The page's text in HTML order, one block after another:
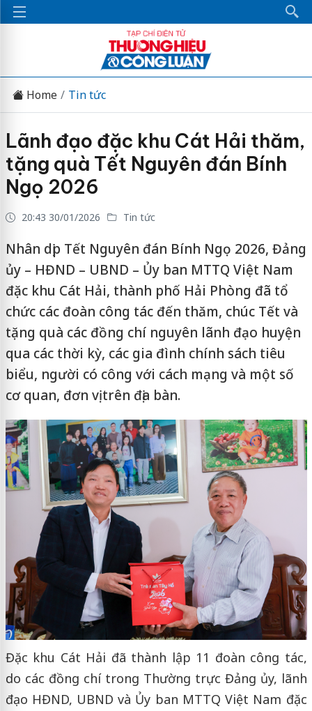
Home Tin tức
Lãnh đạo đặc khu Cát Hải thăm,
tặng quà Tết Nguyên đán Bính
Ngọ 2026
20:43 30/01/2026 Tin tức
Nhân dịp Tết Nguyên đán Bính Ngọ 2026, Đảng
ủy – HĐND – UBND – Ủy ban MTTQ Việt Nam
đặc khu Cát Hải, thành phố Hải Phòng đã tổ
chức các đoàn công tác đến thăm, chúc Tết và
tặng quà các đồng chí nguyên lãnh đạo huyện
qua các thời kỳ, các gia đình chính sách tiêu
biểu, người có công với cách mạng và một số
cơ quan, đơn vị trên địa bàn.
Đặc khu Cát Hải đã thành lập 11 đoàn công tác,
do các đồng chí trong Thường trực Đảng ủy, lãnh
đạo HĐND, UBND và Ủy ban MTTQ Việt Nam đặc